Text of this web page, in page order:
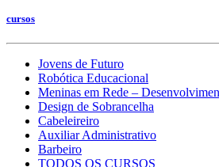
cursos
Jovens de Futuro
Robótica Educacional
Meninas em Rede –
Design de Sobrancelha
Cabeleireiro
Auxiliar Administrativo
Barbeiro
TODOS OS CURSOS